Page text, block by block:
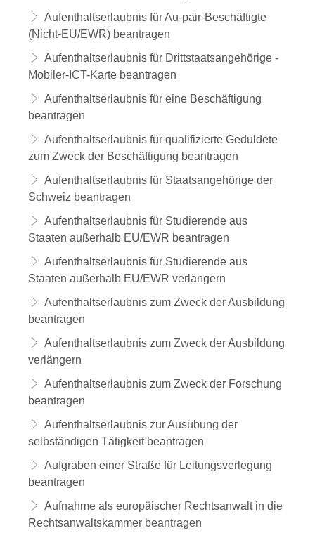
Aufenthaltserlaubnis für Au-pair-Beschäftigte
(Nicht-EU/EWR) beantragen
Aufenthaltserlaubnis für Drittstaatsangehörige -
Mobiler-ICT-Karte beantragen
Aufenthaltserlaubnis für eine Beschäftigung
beantragen
Aufenthaltserlaubnis für qualifizierte Geduldete
zum Zweck der Beschäftigung beantragen
Aufenthaltserlaubnis für Staatsangehörige der
Schweiz beantragen
Aufenthaltserlaubnis für Studierende aus
Staaten außerhalb EU/EWR beantragen
Aufenthaltserlaubnis für Studierende aus
Staaten außerhalb EU/EWR verlängern
Aufenthaltserlaubnis zum Zweck der Ausbildung
beantragen
Aufenthaltserlaubnis zum Zweck der Ausbildung
verlängern
Aufenthaltserlaubnis zum Zweck der Forschung
beantragen
Aufenthaltserlaubnis zur Ausübung der
selbständigen Tätigkeit beantragen
Aufgraben einer Straße für Leitungsverlegung
beantragen
Aufnahme als europäischer Rechtsanwalt in die
Rechtsanwaltskammer beantragen